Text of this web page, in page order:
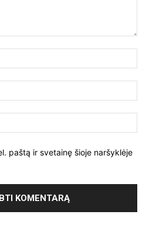
paštą ir svetainę šioje naršyklėje